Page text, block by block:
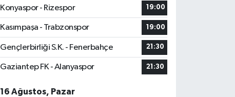
Konyaspor - Rizespor
19:00
Kasımpaşa - Trabzonspor 19:00
Gençlerbirliği S.K. - Fenerbahçe 21:30
Gaziantep FK - Alanyaspor 21:30
16 Ağustos, Pazar